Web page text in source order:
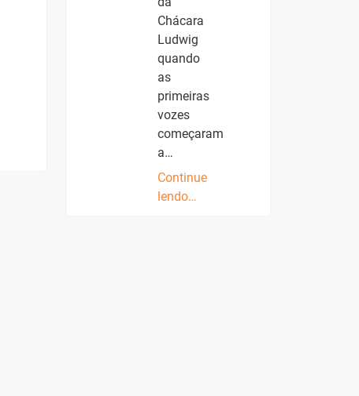
Chácara
Ludwig
quando
as
primeiras
vozes
começaram
a…
Continue
lendo…